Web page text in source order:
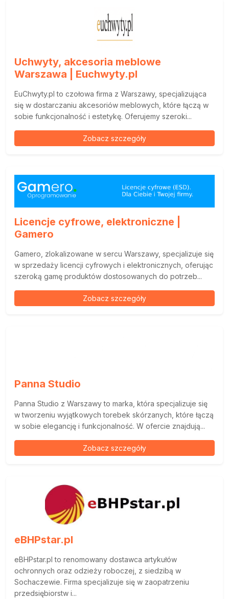
Uchwyty, akcesoria meblowe
Warszawa | Euchwyty.pl
EuChwyty.pl to czołowa firma z Warszawy, specjalizująca
się w dostarczaniu akcesoriów meblowych, które łączą w
sobie funkcjonalność i estetykę. Oferujemy szeroki...
Zobacz szczegóły
Licencje cyfrowe, elektroniczne |
Gamero
Gamero, zlokalizowane w sercu Warszawy, specjalizuje się
w sprzedaży licencji cyfrowych i elektronicznych, oferując
szeroką gamę produktów dostosowanych do potrzeb...
Zobacz szczegóły
Panna Studio
Panna Studio z Warszawy to marka, która specjalizuje się
w tworzeniu wyjątkowych torebek skórzanych, które łączą
w sobie elegancję i funkcjonalność. W ofercie znajdują...
Zobacz szczegóły
eBHPstar.pl
eBHPstar.pl to renomowany dostawca artykułów
ochronnych oraz odzieży roboczej, z siedzibą w
Sochaczewie. Firma specjalizuje się w zaopatrzeniu
przedsiębiorstw i...